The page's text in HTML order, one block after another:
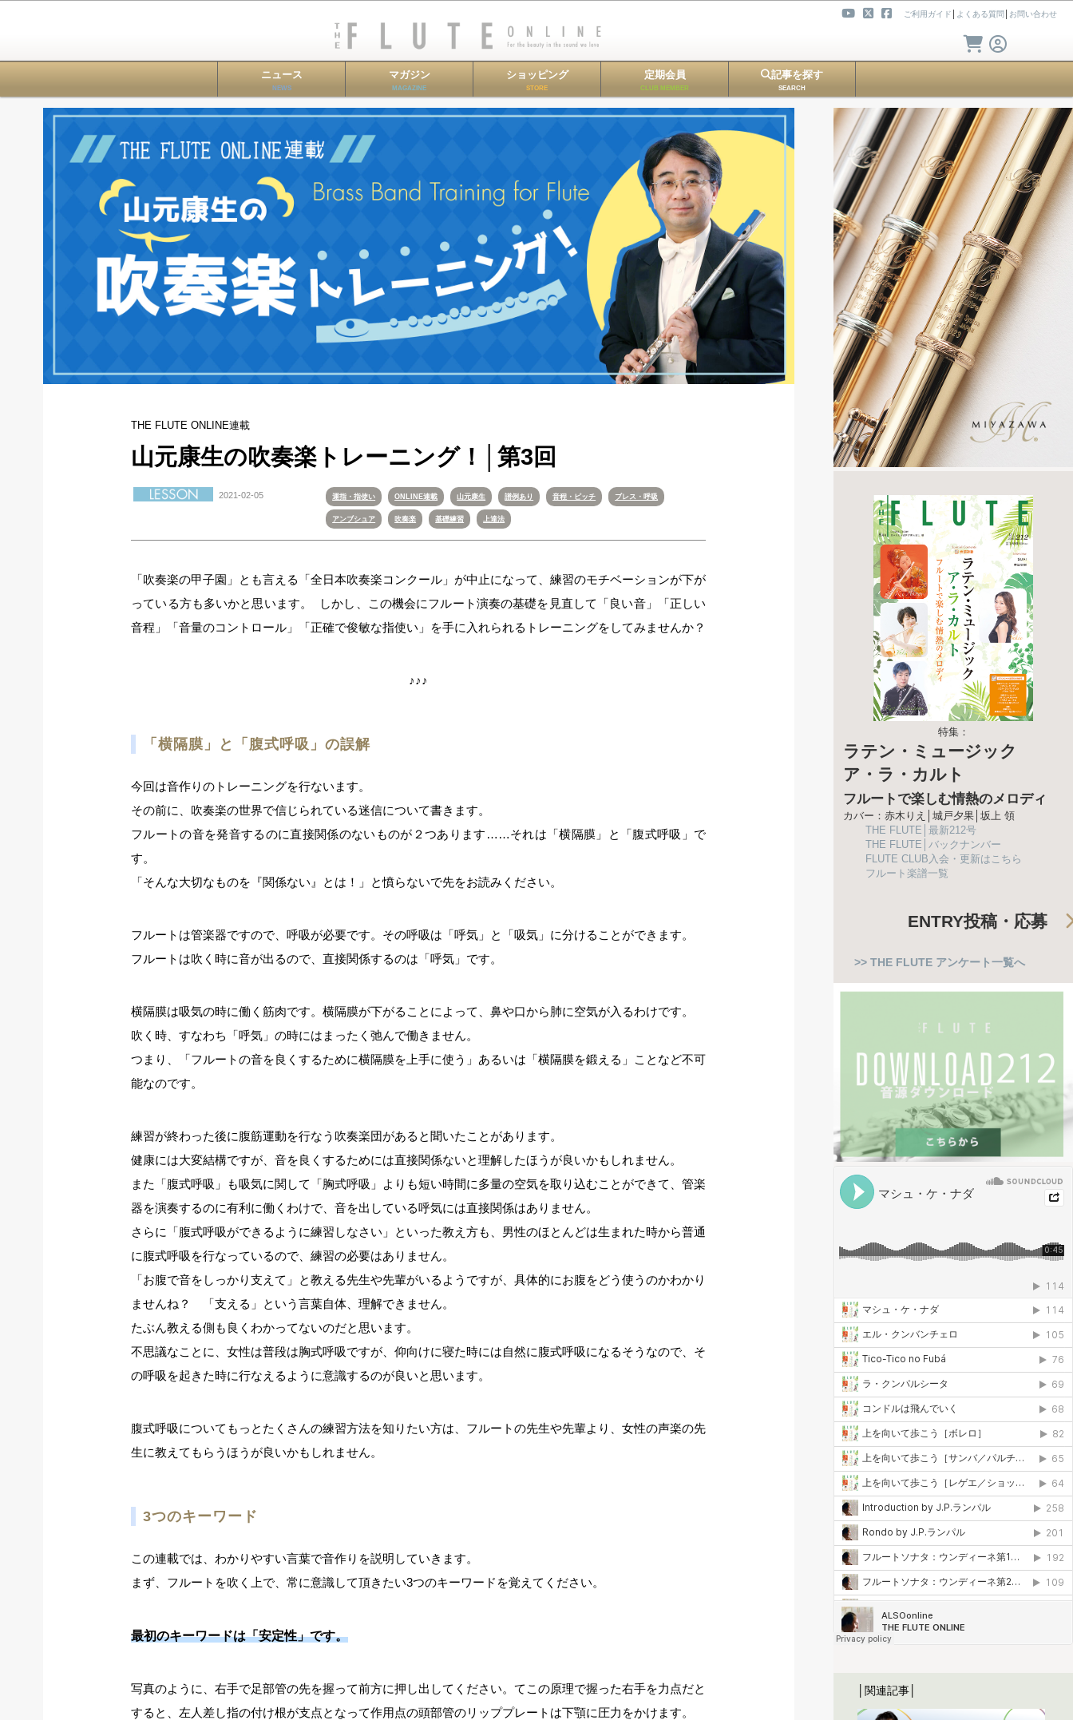
ご利用ガイド よくある質問 お問い合わせ
ニュース
NEWS
マガジン
MAGAZINE
ショッピング
STORE
定期会員
CLUB MEMBER
記事を探す
SEARCH
THE FLUTE ONLINE連載
山元康生の吹奏楽トレーニング！│第3回
2021-02-05 運指・指使い ONLINE連載 山元康生 譜例あり 音程・ピッチ ブレス・呼吸
アンブシュア 吹奏楽 基礎練習 上達法
「吹奏楽の甲子園」とも言える「全日本吹奏楽コンクール」が中止になって、練習のモチベーションが下が
っている方も多いかと思います。 しかし、この機会にフルート演奏の基礎を見直して「良い音」「正しい
音程」「音量のコントロール」「正確で俊敏な指使い」を手に入れられるトレーニングをしてみませんか？
♪♪♪
「横隔膜」と「腹式呼吸」の誤解
今回は音作りのトレーニングを行ないます。
その前に、吹奏楽の世界で信じられている迷信について書きます。
フルートの音を発音するのに直接関係のないものが２つあります……それは「横隔膜」と「腹式呼吸」で
す。
「そんな大切なものを『関係ない』とは！」と憤らないで先をお読みください。
フルートは管楽器ですので、呼吸が必要です。その呼吸は「呼気」と「吸気」に分けることができます。
フルートは吹く時に音が出るので、直接関係するのは「呼気」です。
横隔膜は吸気の時に働く筋肉です。横隔膜が下がることによって、鼻や口から肺に空気が入るわけです。
吹く時、すなわち「呼気」の時にはまったく弛んで働きません。
つまり、「フルートの音を良くするために横隔膜を上手に使う」あるいは「横隔膜を鍛える」ことなど不可
能なのです。
練習が終わった後に腹筋運動を行なう吹奏楽団があると聞いたことがあります。
健康には大変結構ですが、音を良くするためには直接関係ないと理解したほうが良いかもしれません。
また「腹式呼吸」も吸気に関して「胸式呼吸」よりも短い時間に多量の空気を取り込むことができて、管楽
器を演奏するのに有利に働くわけで、音を出している呼気には直接関係はありません。
さらに「腹式呼吸ができるように練習しなさい」といった教え方も、男性のほとんどは生まれた時から普通
に腹式呼吸を行なっているので、練習の必要はありません。
「お腹で音をしっかり支えて」と教える先生や先輩がいるようですが、具体的にお腹をどう使うのかわかり
ませんね？ 「支える」という言葉自体、理解できません。
たぶん教える側も良くわかってないのだと思います。
不思議なことに、女性は普段は胸式呼吸ですが、仰向けに寝た時には自然に腹式呼吸になるそうなので、そ
の呼吸を起きた時に行なえるように意識するのが良いと思います。
腹式呼吸についてもっとたくさんの練習方法を知りたい方は、フルートの先生や先輩より、女性の声楽の先
生に教えてもらうほうが良いかもしれません。
3つのキーワード
この連載では、わかりやすい言葉で音作りを説明していきます。
まず、フルートを吹く上で、常に意識して頂きたい3つのキーワードを覚えてください。
最初のキーワードは「安定性」です。
写真のように、右手で足部管の先を握って前方に押し出してください。てこの原理で握った右手を力点だと
すると、左人差し指の付け根が支点となって作用点の頭部管のリッププレートは下顎に圧力をかけます。
特集：
ラテン・ミュージック
ア・ラ・カルト
フルートで楽しむ情熱のメロディ
カバー：赤木りえ│城戸夕果│坂上 領
THE FLUTE│最新212号
THE FLUTE│バックナンバー
FLUTE CLUB入会・更新はこちら
フルート楽譜一覧
ENTRY投稿・応募
>> THE FLUTE アンケート一覧へ
│関連記事│